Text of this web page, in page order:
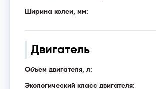
Ширина колеи, мм:
Двигатель
Объем двигателя, л:
Экологический класс двигателя: